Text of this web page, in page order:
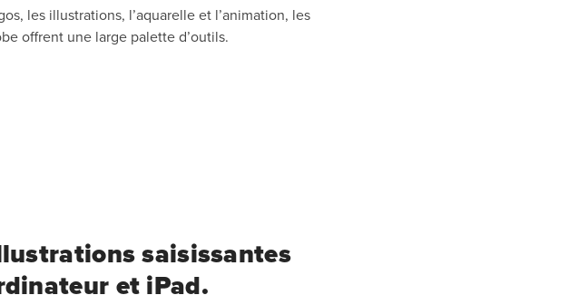
les illustrations, l’aquarelle et l’animation, les
offrent une large palette d’outils.
saisissantes
et iPad.